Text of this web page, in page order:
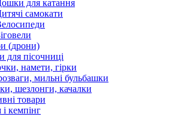
для катання
самокати
(дрони)
для пісочниці
намети, гірки
мильні бульбашки
шезлонги, качалки
товари
кемпінг